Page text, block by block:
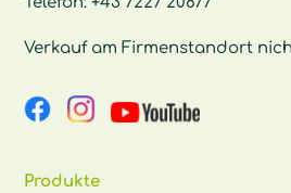
Verkauf am Firmenstandort
Produkte